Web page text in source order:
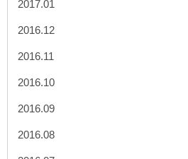
2017.01
2016.12
2016.11
2016.10
2016.09
2016.08